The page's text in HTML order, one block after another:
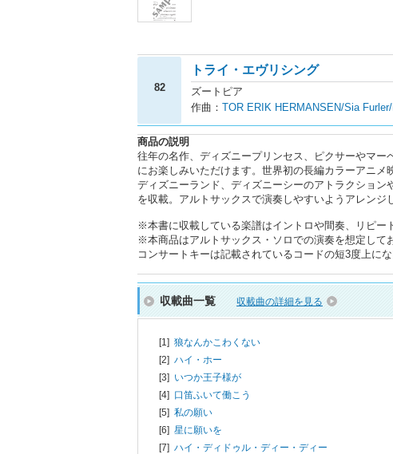
82
トライ・エヴリシング
ズートピア
作曲： TOR ERIK HERMANSEN/Sia
商品の説明
往年の名作、ディズニープリンセス、ピクサーやマ
にお楽しみいただけます。世界初の長編カラーアニメ
ディズニーランド、ディズニーシーのアトラクショ
を収載。アルトサックスで演奏しやすいようアレンジ
※本書に収載している楽譜はイントロや間奏、リピー
※本商品はアルトサックス・ソロでの演奏を想定して
コンサートキーは記載されているコードの短3度上
収載曲一覧 収載曲の詳細を見る
[1] 狼なんかこわくない
[2] ハイ・ホー
[3] いつか王子様が
[4] 口笛ふいて働こう
[5] 私の願い
[6] 星に願いを
[7] ハイ・ディドゥル・ディー・ディー